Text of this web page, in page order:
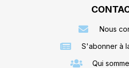
Nous
S'abonner à
Qui